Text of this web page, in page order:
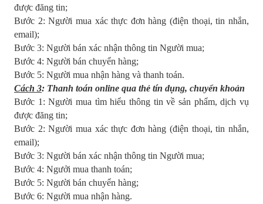
được đăng tin;
Bước 2: Người mua xác thực đơn hàng (điện thoại, tin nhắn,
email);
Bước 3: Người bán xác nhận thông tin Người mua;
Bước 4: Người bán chuyển hàng;
Bước 5: Người mua nhận hàng và thanh toán.
Cách 3: Thanh toán online qua thẻ tín dụng, chuyển khoản
Bước 1: Người mua tìm hiểu thông tin về sản phẩm, dịch vụ
được đăng tin;
Bước 2: Người mua xác thực đơn hàng (điện thoại, tin nhắn,
email);
Bước 3: Người bán xác nhận thông tin Người mua;
Bước 4: Ngưởi mua thanh toán;
Bước 5: Người bán chuyển hàng;
Bước 6: Người mua nhận hàng.